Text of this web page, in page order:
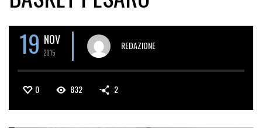
19 NOV
2015
REDAZIONE
0 832 2